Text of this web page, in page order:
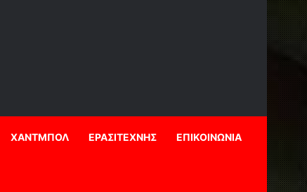
ΧΑΝΤΜΠΟΛ ΕΡΑΣΙΤΕΧΝΗΣ ΕΠΙΚΟΙΝΩΝΙΑ